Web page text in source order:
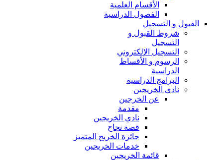
الأقسام العلمية
الفصول الدراسية
القبول و التسجيل
شروط القبول و
التسجيل
التسجيل الإلكتروني
الرسوم و الأقساط
الدراسية
البرامج الدراسية
نادي الخريجين
عن الخرجين
مقدمة
نادي الخريجين
قصة نجاح
جائزة الخريج المتميز
خدمات الخريجين
قائمة الخريجين